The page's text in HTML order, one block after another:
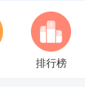
排行榜